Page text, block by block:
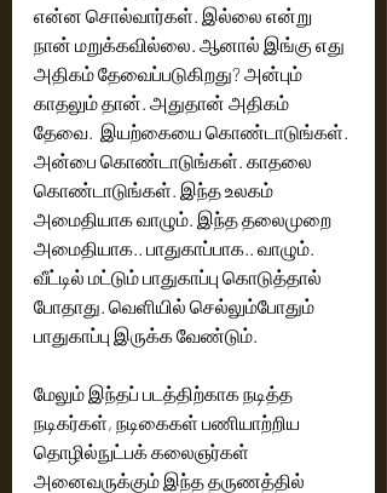
என்ன சொல்வார்கள். இல்லை என்று
நான் மறுக்கவில்லை‌. ஆனால் இங்கு எது
அதிகம் தேவைப்படுகிறது? அன்பும்
காதலும் தான். அதுதான் அதிகம்
தேவை.  இயற்கையை கொண்டாடுங்கள்.
அன்பை கொண்டாடுங்கள். காதலை
கொண்டாடுங்கள். இந்த உலகம்
அமைதியாக வாழும். இந்த தலைமுறை
அமைதியாக.. பாதுகாப்பாக.. வாழும்.
வீட்டில் மட்டும் பாதுகாப்பு கொடுத்தால்
போதாது. வெளியில் செல்லும்போதும்
பாதுகாப்பு இருக்க வேண்டும்.
மேலும் இந்தப் படத்திற்காக நடித்த
நடிகர்கள், நடிகைகள் பணியாற்றிய
தொழில்நுட்பக் கலைஞர்கள்
அனைவருக்கும் இந்த தருணத்தில்